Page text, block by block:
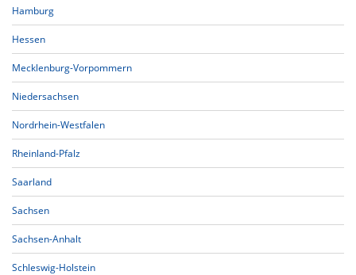
Hamburg
Hessen
Mecklenburg-Vorpommern
Niedersachsen
Nordrhein-Westfalen
Rheinland-Pfalz
Saarland
Sachsen
Sachsen-Anhalt
Schleswig-Holstein